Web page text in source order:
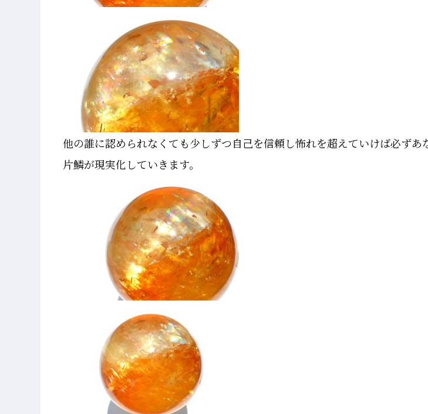
他の誰に認められなくても少しずつ自己を信頼し怖れを超えていけば必ずあ
片鱗が現実化していきます。